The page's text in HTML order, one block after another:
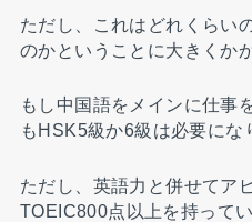
ただし、これはどれくらい
のかということに大きくか
もし中国語をメインに仕事
もHSK5級か6級は必要にな
ただし、英語力と併せてア
TOEIC800点以上を持って